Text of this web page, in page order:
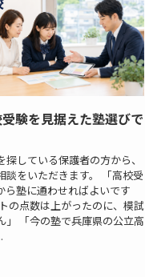
験を見据えた塾選びで
している保護者の方から、
談をいただきます。 「高校受
ら塾に通わせればよいです
の点数は上がったのに、模試
」 「今の塾で兵庫県の公立高